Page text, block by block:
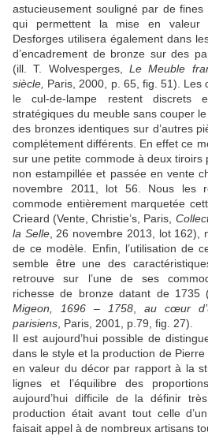
astucieusement souligné par de
qui permettent la mise en valeur
Desforges utilisera également dans
d’encadrement de bronze sur des
(ill. T. Wolvesperges, Le Meuble
siècle, Paris, 2000, p. 65, fig. 51). Les
le cul-de-lampe restent discrets
stratégiques du meuble sans couper
des bronzes identiques sur d’autres
complétement différents. En effet ce
sur une petite commode à deux tiroirs
non estampillée et passée en vente
novembre 2011, lot 56. Nous les
commode entièrement marquetée
Crieard (Vente, Christie’s, Paris,
la Selle, 26 novembre 2013, lot 162),
de ce modèle. Enfin, l’utilisation de
semble être une des
retrouve sur l’une de ses
richesse de bronze datant de 1735
Migeon, 1696 – 1758 au cœur d’
parisiens , Paris, 2001, p.79, fig. 27).
Il est aujourd’hui possible de
dans le style et la production de
en valeur du décor par rapport à la
lignes et l’équilibre des
aujourd’hui difficile de la définir
production était avant tout celle
faisait appel à de nombreux artisans